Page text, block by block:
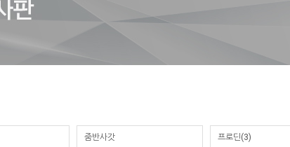
줌반사갓 프로딘(3)